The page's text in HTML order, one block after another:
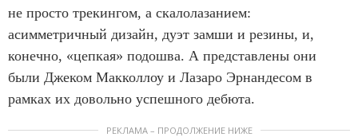
m
1
o
f
4
не просто трекингом, а скалолазанием:
асимметричный дизайн, дуэт замши и резины, и,
конечно, «цепкая» подошва. А представлены они
были Джеком Макколлоу и Лазаро Эрнандесом в
рамках их довольно успешного дебюта.
РЕКЛАМА – ПРОДОЛЖЕНИЕ НИЖЕ